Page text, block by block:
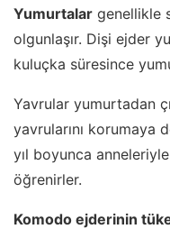
Yumurtalar genellikle
olgunlaşır. Dişi ejder
kuluçka süresince
Yavrular yumurtadan
yavrularını korumaya
yıl boyunca
öğrenirler.
Komodo ejderinin